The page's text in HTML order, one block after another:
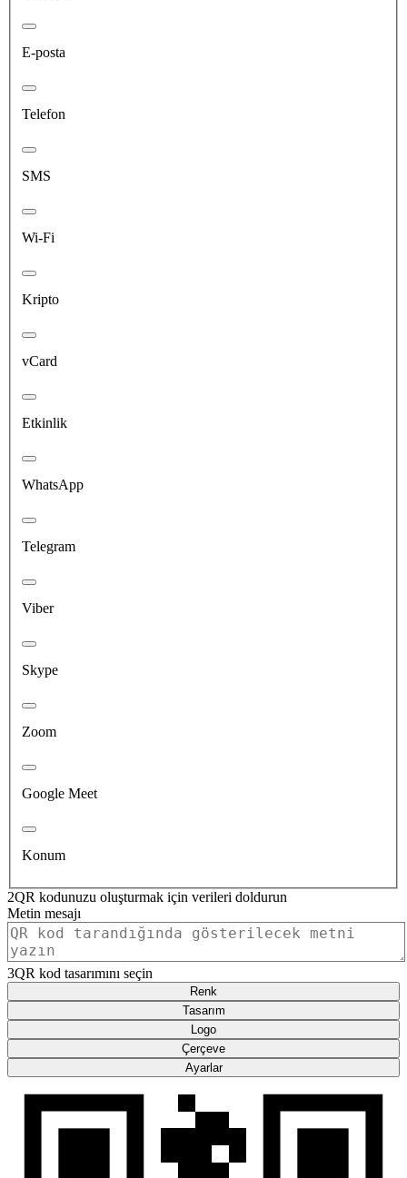
E-posta
Telefon
SMS
Wi-Fi
Kripto
vCard
Etkinlik
WhatsApp
Telegram
Viber
Skype
Zoom
Google Meet
Konum
2QR kodunuzu oluşturmak için verileri doldurun
Metin mesajı
3QR kod tasarımını seçin
Renk
Tasarım
Logo
Çerçeve
Ayarlar